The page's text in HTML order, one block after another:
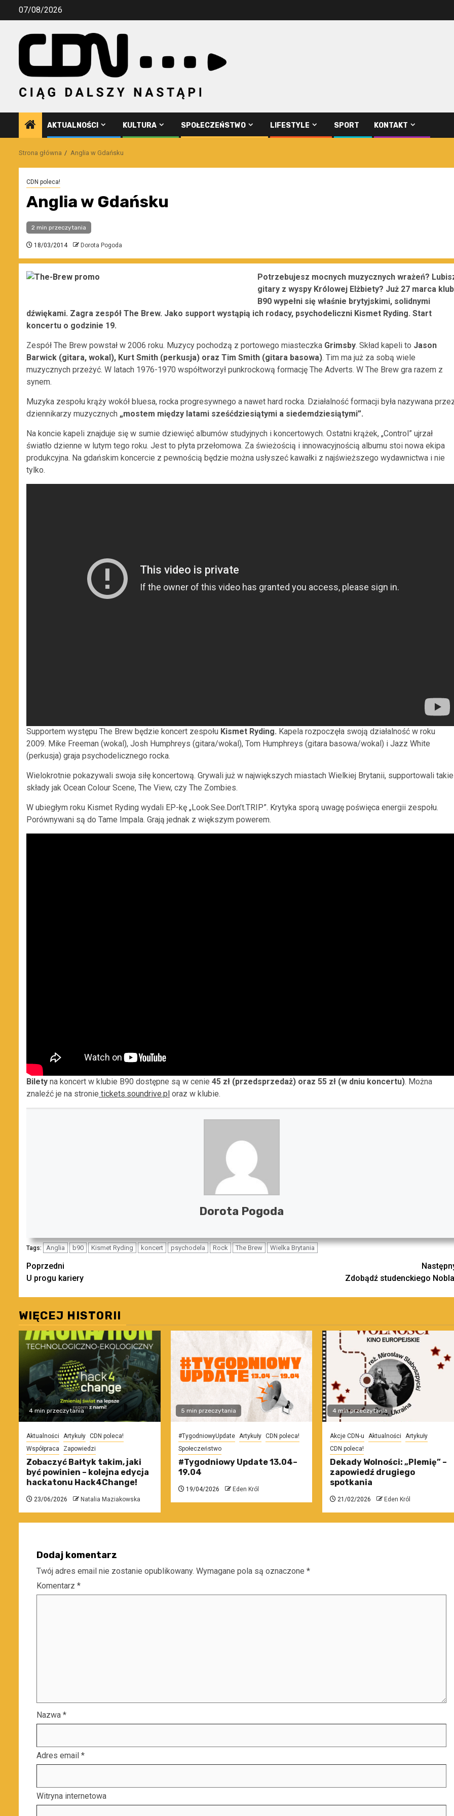
Przejdź07/08/2026
AKTUALNOŚCI KULTURA SPOŁECZEŃSTWO LIFESTYLE SPORT KONTAKT
Strona główna Anglia w Gdańsku
CDN poleca!
Anglia w Gdańsku
2 min przeczytania
18/03/2014 Dorota Pogoda
Potrzebujesz mocnych muzycznych wrażeń?
gitary z wyspy Królowej Elżbiety? Już 27 marca klub
B90 wypełni się właśnie brytyjskimi, solidnymi
dźwiękami. Zagra zespół The Brew. Jako support wystąpią ich rodacy, psychodeliczni Kismet Ryding. Start
koncertu o godzinie 19.
Zespół The Brew powstał w 2006 roku. Muzycy pochodzą z portowego miasteczka Grimsby. Skład kapeli to Jason
Barwick (gitara, wokal), Kurt Smith (perkusja) oraz Tim Smith (gitara basowa). Tim ma już za sobą wiele
muzycznych przeżyć. W latach 1976-1970 współtworzył punkrockową formację The Adverts. W The Brew gra razem z
synem.
Muzyka zespołu krąży wokół bluesa, rocka progresywnego a nawet hard rocka. Działalność formacji była nazywana
dziennikarzy muzycznych „mostem między latami sześćdziesiątymi a siedemdziesiątymi”.
Na koncie kapeli znajduje się w sumie dziewięć albumów studyjnych i koncertowych. Ostatni krążek, „Control” ujrzał
światło dzienne w lutym tego roku. Jest to płyta przełomowa. Za świeżością i innowacyjnością albumu stoi nowa ekipa
produkcyjna. Na gdańskim koncercie z pewnością będzie można usłyszeć kawałki z najświeższego wydawnictwa i nie
tylko.
Supportem występu The Brew będzie koncert zespołu Kismet Ryding. Kapela rozpoczęła swoją działalność w roku
2009. Mike Freeman (wokal), Josh Humphreys (gitara/wokal), Tom Humphreys (gitara basowa/wokal) i Jazz White
(perkusja) graja psychodelicznego rocka.
Wielokrotnie pokazywali swoja siłę koncertową. Grywali już w największych miastach Wielkiej Brytanii, supportowali takie
składy jak Ocean Colour Scene, The View, czy The Zombies.
W ubiegłym roku Kismet Ryding wydali EP-kę „Look.See.Don’t.TRIP”. Krytyka sporą uwagę poświęca energii zespołu.
Porównywani są do Tame Impala. Grają jednak z większym powerem.
Bilety na koncert w klubie B90 dostępne są w cenie 45 zł (przedsprzedaż) oraz 55 zł (w dniu koncertu). Można
znaleźć je na stronie tickets.soundrive.pl oraz w klubie.
Dorota Pogoda
Tags: Anglia b90 Kismet Ryding koncert psychodela Rock The Brew Wielka Brytania
Zobacz
wpisy
Poprzedni
U progu kariery
Zdobądź studenckiego
WIĘCEJ HISTORII
4 min przeczytania
Aktualności Artykuły CDN poleca!
Współpraca
Zapowiedzi
Zobaczyć Bałtyk takim, jaki
być powinien – kolejna edycja
hackatonu Hack4Change!
23/06/2026 Natalia Maziakowska
5 min przeczytania
#TygodniowyUpdate Artykuły CDN poleca!
Społeczeństwo
#Tygodniowy Update 13.04–
19.04
19/04/2026 Eden Król
4 min przeczytania
Akcje CDN-u Aktualności
Artykuły
CDN poleca!
Dekady Wolności: „Plemię” –
zapowiedź drugiego
spotkania
21/02/2026 Eden Król
Dodaj komentarz
Twój adres email nie zostanie opublikowany. Wymagane pola są oznaczone *
Komentarz *
Nazwa *
Adres email *
Witryna internetowa